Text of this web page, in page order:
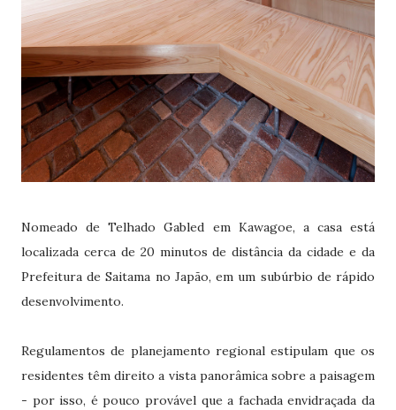
Nomeado de Telhado Gabled em Kawagoe, a casa está
localizada cerca de 20 minutos de distância da cidade e da
Prefeitura de Saitama no Japão, em um subúrbio de rápido
desenvolvimento.
Regulamentos de planejamento regional estipulam que os
residentes têm direito a vista panorâmica sobre a paisagem
- por isso, é pouco provável que a fachada envidraçada da